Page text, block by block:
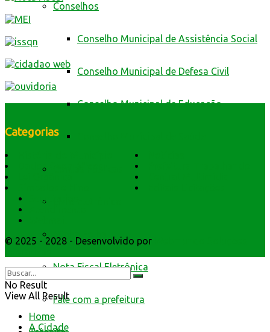
Conselhos
Conselho Municipal de Assistência Social
Conselho Municipal de Defesa Civil
Conselho Municipal de Educação
Nota Fiscal Eletrônica
Fale com a prefeitura
Categorias
Dados Geográficos
Secretarios
© 2025 - 2028 - Desenvolvido por
No Result
View All Result
Home
A Cidade